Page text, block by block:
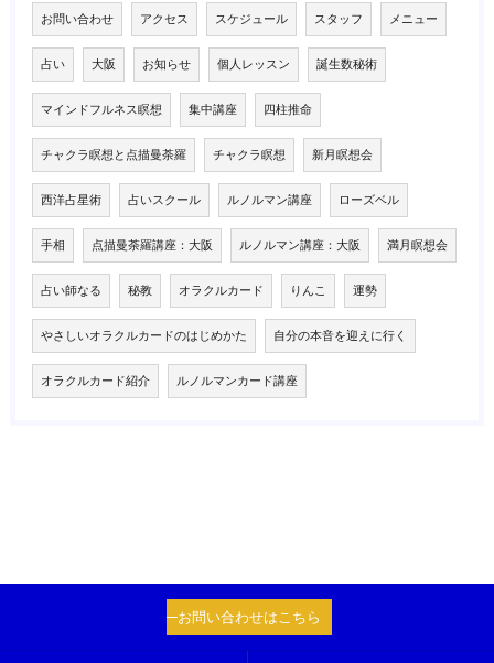
お問い合わせ アクセス スケジュール スタッフ メニュー
占い 大阪 お知らせ 個人レッスン 誕生数秘術
マインドフルネス瞑想 集中講座 四柱推命
チャクラ瞑想と点描曼荼羅 チャクラ瞑想 新月瞑想会
西洋占星術 占いスクール ルノルマン講座 ローズベル
手相 点描曼荼羅講座：大阪 ルノルマン講座：大阪 満月瞑想会
占い師なる 秘教 オラクルカード りんこ 運勢
やさしいオラクルカードのはじめかた 自分の本音を迎えに行く
オラクルカード紹介 ルノルマンカード講座
お問い合わせはこちら